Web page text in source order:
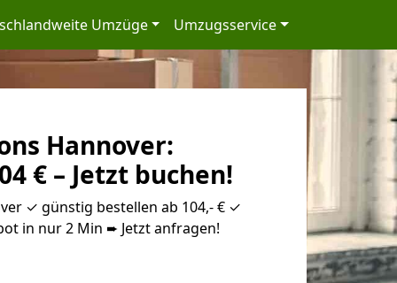
Umzüge Umzugsservice
Hannover:
€ – Jetzt buchen!
✓ günstig bestellen ab 104,- € ✓
in nur 2 Min ➨ Jetzt anfragen!